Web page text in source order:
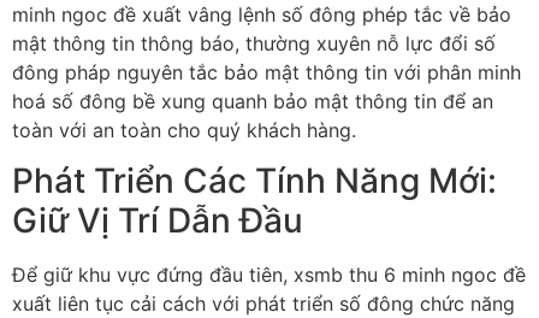
minh ngoc đề xuất vâng lệnh số đông phép tắc về bảo
mật thông tin thông báo, thường xuyên nỗ lực đổi số
đông pháp nguyên tắc bảo mật thông tin với phân minh
hoá số đông bề xung quanh bảo mật thông tin để an
toàn với an toàn cho quý khách hàng.
Phát Triển Các Tính Năng Mới:
Giữ Vị Trí Dẫn Đầu
Để giữ khu vực đứng đầu tiên, xsmb thu 6 minh ngoc đề
xuất liên tục cải cách với phát triển số đông chức năng